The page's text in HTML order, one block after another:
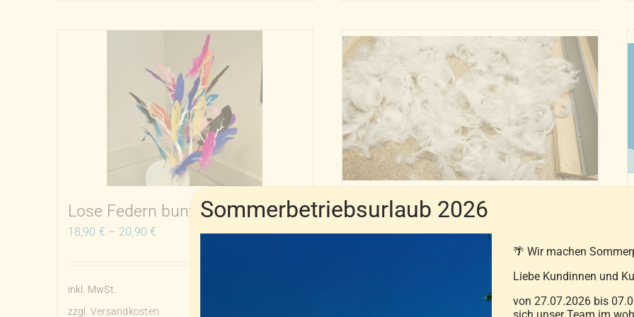
auf.
Die
Optionen
können
auf
der
Produktseite
gewählt
Lose Federn bunt
18,90 € – 20,90€
inkl. MwSt.
zzgl. Versandkosten
Lose Federn (Langfedern)
3,90€–6,90€
Sommerbetriebsurlaub 2026
🌴 Wir machen
Liebe Kundinnen und
von 27.07.2026 bis
sich unser Team im